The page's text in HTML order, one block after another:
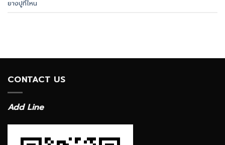
ยางปูที่ไหน
CONTACT US
Add Line